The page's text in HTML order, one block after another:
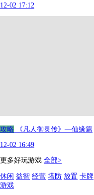
12-02 17:12
攻略 《凡人御灵传》—仙缘篇
12-02 16:49
更多好玩游戏 全部>
休闲 益智 经营 塔防 放置 卡牌
游戏